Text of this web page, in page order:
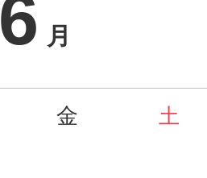
6 月
金 土